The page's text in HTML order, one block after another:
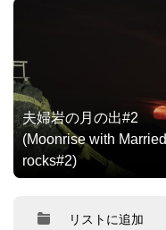
夫婦岩の月の出#2
(Moonrise with Married
rocks#2)
リストに追加